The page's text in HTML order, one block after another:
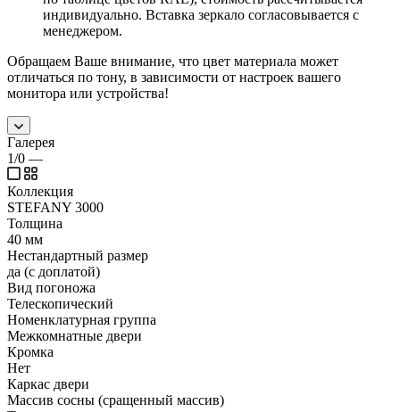
индивидуально. Вставка зеркало согласовывается с
менеджером.
Обращаем Ваше внимание, что цвет материала может
отличаться по тону, в зависимости от настроек вашего
монитора или устройства!
Галерея
1/0 —
Коллекция
STEFANY 3000
Толщина
40 мм
Нестандартный размер
да (с доплатой)
Вид погоножа
Телескопический
Номенклатурная группа
Межкомнатные двери
Кромка
Нет
Каркас двери
Массив сосны (сращенный массив)